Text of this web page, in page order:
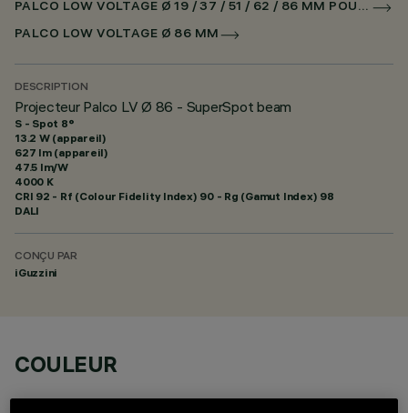
PALCO LOW VOLTAGE Ø 19 / 37 / 51 / 62 / 86 MM POUR SUPERRAIL DALI POWERLINE
PALCO LOW VOLTAGE Ø 86 MM
DESCRIPTION
Projecteur Palco LV Ø 86 - SuperSpot beam
S - Spot 8°
13.2 W (appareil)
627 lm (appareil)
47.5 lm/W
4000 K
CRI 92 - Rf (Colour Fidelity Index) 90 - Rg (Gamut Index) 98
DALI
CONÇU PAR
iGuzzini
COULEUR